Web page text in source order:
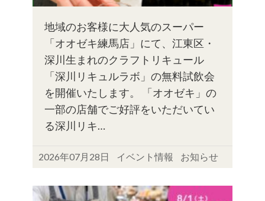
地域のお客様に大人気のスーパー
「オオゼキ練馬店」にて、江東区・
深川生まれのクラフトリキュール
「深川リキュルラボ」の無料試飲会
を開催いたします。 「オオゼキ」の
一部の店舗でご好評をいただいてい
る深川リキ…
2026年07月28日 イベント情報 お知らせ